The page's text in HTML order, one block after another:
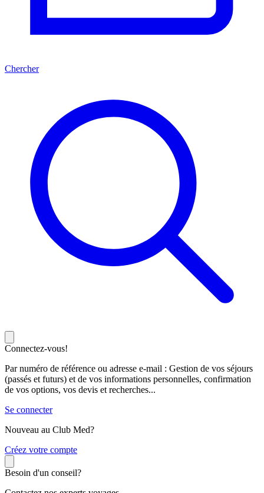
Chercher
Connectez-vous!
Par numéro de référence ou adresse e-mail : Gestion de vos séjours
(passés et futurs) et de vos informations personnelles, confirmation
de vos options, vos devis et recherches...
Se connecter
Nouveau au Club Med?
Créez votre compte
Besoin d'un conseil?